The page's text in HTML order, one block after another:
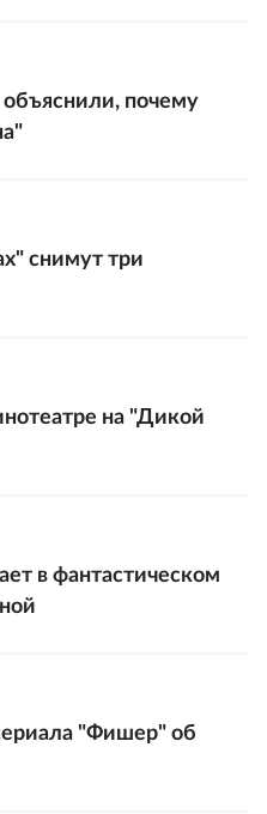
почему
снимут три
на "Дикой
в фантастическом
"Фишер" об